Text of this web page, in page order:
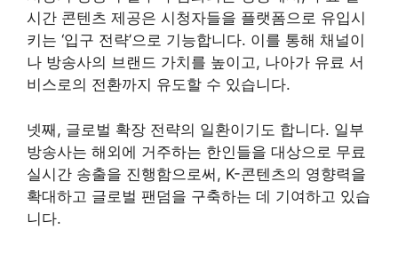
시간 콘텐츠 제공은 시청자들을 플랫폼으로 유입시
키는 ‘입구 전략’으로 기능합니다. 이를 통해 채널이
나 방송사의 브랜드 가치를 높이고, 나아가 유료 서
비스로의 전환까지 유도할 수 있습니다.
넷째, 글로벌 확장 전략의 일환이기도 합니다. 일부
방송사는 해외에 거주하는 한인들을 대상으로 무료
실시간 송출을 진행함으로써, K-콘텐츠의 영향력을
확대하고 글로벌 팬덤을 구축하는 데 기여하고 있습
니다.